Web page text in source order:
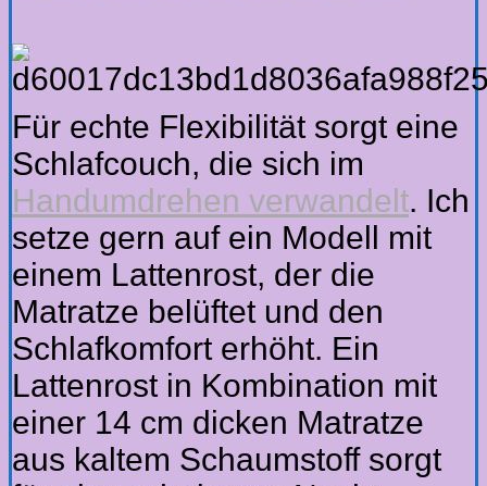
Für echte Flexibilität sorgt eine
Schlafcouch, die sich im
Handumdrehen verwandelt. Ich
setze gern auf ein Modell mit
einem Lattenrost, der die
Matratze belüftet und den
Schlafkomfort erhöht. Ein
Lattenrost in Kombination mit
einer 14 cm dicken Matratze
aus kaltem Schaumstoff sorgt